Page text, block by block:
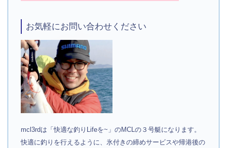
お気軽にお問い合わせください
mcl3rdは「快適な釣りLifeを~」のMCLの３号艇になります。
快適に釣りを行えるように、氷付きの締めサービスや帰港後の